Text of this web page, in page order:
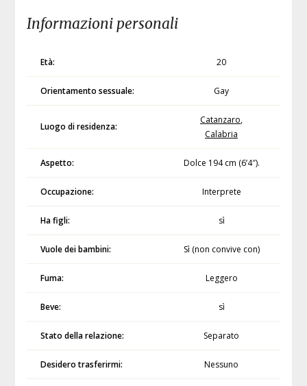
Informazioni personali
Età: 20
Orientamento sessuale: Gay
Luogo di residenza:
Catanzaro,
Calabria
Aspetto: Dolce 194 cm (6’4″).
Occupazione: Interprete
Ha figli: sì
Vuole dei bambini: Sì (non convive con)
Fuma: Leggero
Beve: sì
Stato della relazione: Separato
Desidero trasferirmi: Nessuno